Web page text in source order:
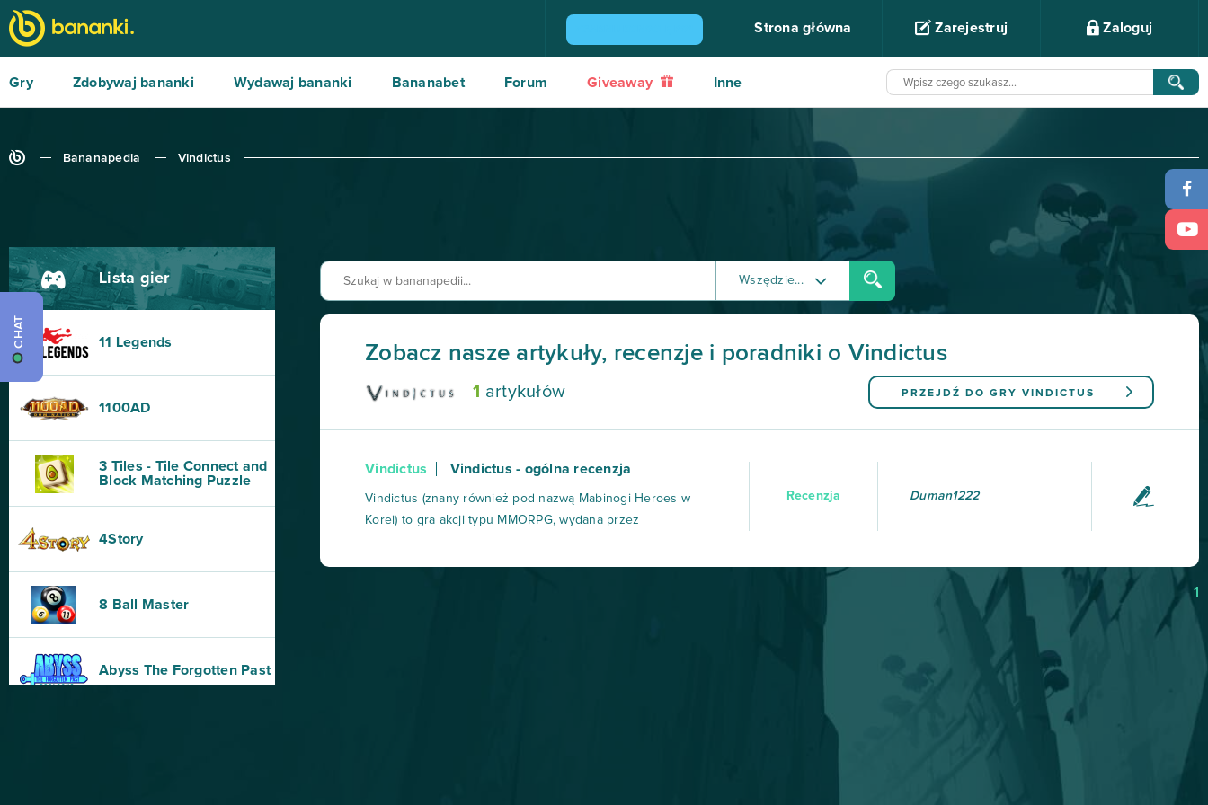
Strona główna Zarejestruj Zaloguj
Gry Zdobywaj bananki Wydawaj bananki Bananabet Forum Giveaway Inne
Bananapedia Vindictus
Lista gier
11 Legends
1100AD
3 Tiles - Tile Connect and
Block Matching Puzzle
4Story
8 Ball Master
Abyss The Forgotten Past
Wszędzie...
Recenzja
Zobacz nasze artykuły, recenzje i poradniki o Vindictus
PRZEJDŹ DO GRY VINDICTUS
1 artykułów
Vindictus Vindictus - ogólna recenzja
Vindictus (znany również pod nazwą Mabinogi Heroes w
Korei) to gra akcji typu MMORPG, wydana przez
Recenzja Duman1222
1
CHAT